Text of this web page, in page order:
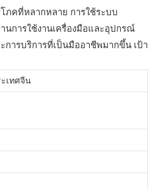
ภคที่หลากหลาย การใช้ระบบ
นการใช้งานเครื่องมือและอุปกรณ์
ารบริการที่เป็นมืออาชีพมากขึ้น เป้า
เทศจีน